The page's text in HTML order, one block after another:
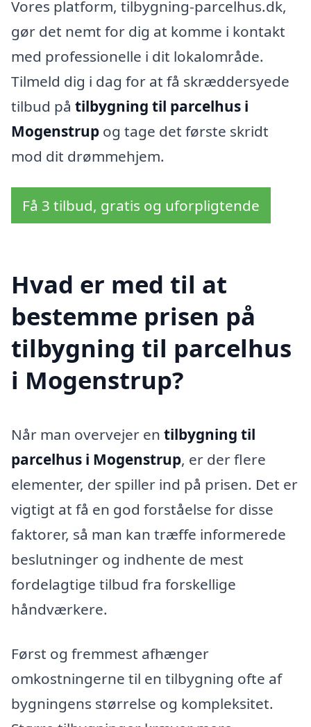
Vores platform, tilbygning-parcelhus.dk,
gør det nemt for dig at komme i kontakt
med professionelle i dit lokalområde.
Tilmeld dig i dag for at få skræddersyede
tilbud på tilbygning til parcelhus i
Mogenstrup og tage det første skridt
mod dit drømmehjem.
Få 3 tilbud, gratis og uforpligtende
Hvad er med til at
bestemme prisen på
tilbygning til parcelhus
i Mogenstrup?
Når man overvejer en tilbygning til
parcelhus i Mogenstrup, er der flere
elementer, der spiller ind på prisen. Det er
vigtigt at få en god forståelse for disse
faktorer, så man kan træffe informerede
beslutninger og indhente de mest
fordelagtige tilbud fra forskellige
håndværkere.
Først og fremmest afhænger
omkostningerne til en tilbygning ofte af
bygningens størrelse og kompleksitet.